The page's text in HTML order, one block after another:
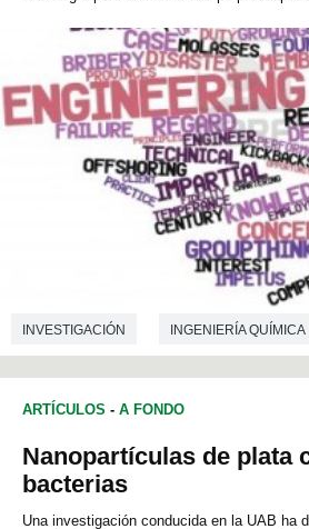
INVESTIGACIÓN INGENIERÍA QUÍMICA
INGENIERÍA ELECTRÓNICA
TECNOLOGÍA DE LOS ALIMENTOS
AERONÀUTICA Y TECNOLOGÍA ESPACIAL
ARTÍCULOS - A FONDO
Nanopartículas de plata
bacterias
Una investigación conducida en la UAB ha